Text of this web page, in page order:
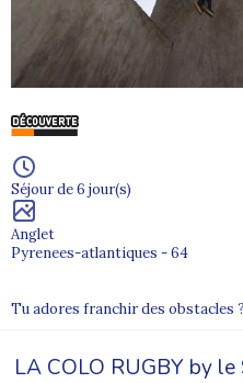
Séjour de 6 jour(s)
Anglet
Pyrenees-atlantiques - 64
Tu adores franchir des obstacles
LA COLO RUGBY by